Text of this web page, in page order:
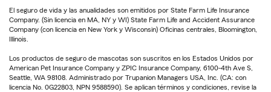
El seguro de vida y las anualidades son emitidos por State Farm Life Insurance
Company. (Sin licencia en MA, NY y WI) State Farm Life and Accident Assurance
Company (con licencia en New York y Wisconsin) Oficinas centrales, Bloomington,
Illinois.
Los productos de seguro de mascotas son suscritos en los Estados Unidos por
American Pet Insurance Company y ZPIC Insurance Company, 6100-4th Ave S,
Seattle, WA 98108. Administrado por Trupanion Managers USA, Inc. (CA: con
licencia No. 0G22803, NPN 9588590). Se aplican términos y condiciones, revise la